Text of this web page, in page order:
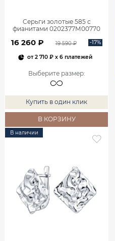
Серьги золотые 585 с
фианитами 0202377М00770
16 260 ₽ 19 590 ₽ -17%
от2 710 ₽x 6 платежей
Выберите размер:
Купить в один клик
В КОРЗИНУ
В наличии